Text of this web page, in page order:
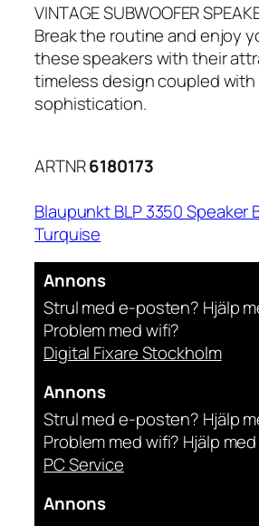
VINTAGE SUBWOOFER
Break the routine and enjoy
these speakers with their
timeless design coupled
sophistication.
ARTNR6180173
Blaupunkt BLP 3350 Speaker
Turquise
Annons
Strul med e-posten? Hjälp
Problem med wifi?
Digital Fixare Stockholm
Annons
Strul med e-posten? Hjälp
Problem med wifi? Hjälp
PC Service
Annons